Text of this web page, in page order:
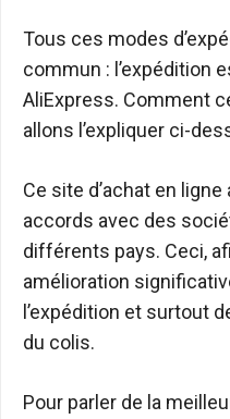
Tous ces modes
commun : l’expédition
AliExpress. Comment
allons l’expliquer ci-
Ce site d’achat en
accords avec des
différents pays. Ceci,
amélioration
l’expédition et surtout
du colis.
Pour parler de la